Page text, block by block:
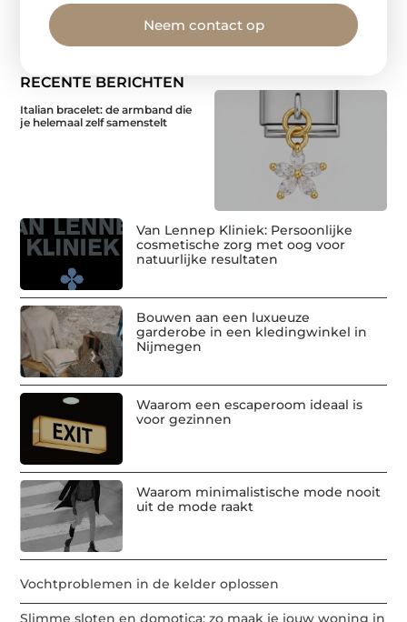
RECENTE BERICHTEN
Italian bracelet: de armband die
je helemaal zelf samenstelt
Van Lennep Kliniek: Persoonlijke
cosmetische zorg met oog voor
natuurlijke resultaten
Bouwen aan een luxueuze
garderobe in een kledingwinkel in
Nijmegen
Waarom een escaperoom ideaal is
voor gezinnen
Waarom minimalistische mode nooit
uit de mode raakt
Vochtproblemen in de kelder oplossen
Slimme sloten en domotica: zo maak je jouw woning in
Neem contact op